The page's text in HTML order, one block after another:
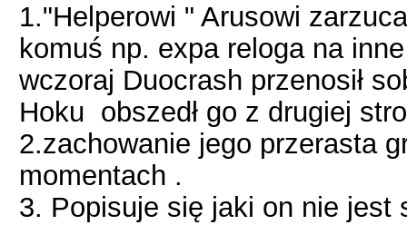
1."Helperowi " Arusowi
komuś np. expa reloga na
wczoraj Duocrash przenosił
Hoku obszedł go z drugiej
2.zachowanie jego przerasta
momentach .
3. Popisuje się jaki on nie jest